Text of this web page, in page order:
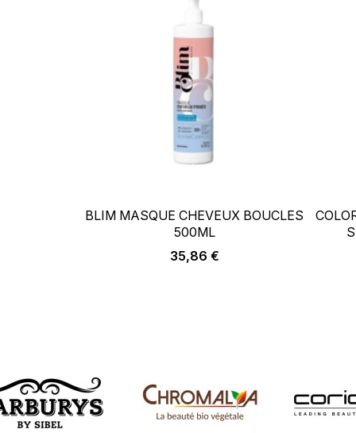
BLIM MASQUE CHEVEUX BOUCLES
500ML
Prix
35,86 €